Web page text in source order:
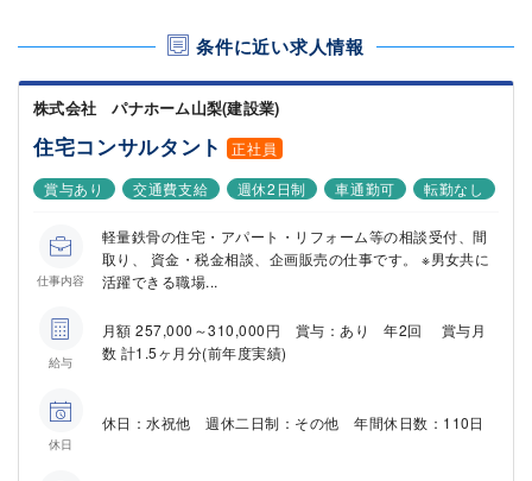
条件に近い求人情報
株式会社 パナホーム山梨(建設業)
住宅コンサルタント
正社員
賞与あり
交通費支給 週休2日制 車通勤可 転勤なし
仕事内容
軽量鉄骨の住宅・アパート・リフォーム等の相談受付、間
取り、 資金・税金相談、企画販売の仕事です。 ※男女共に
活躍できる職場...
給与
月額 257,000～310,000円 賞与：あり 年2回 賞与月
数 計1.5ヶ月分(前年度実績)
休日
休日：水祝他 週休二日制：その他 年間休日数：110日